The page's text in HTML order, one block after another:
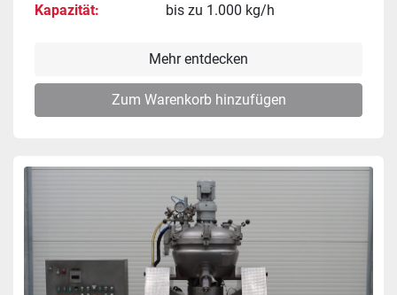
Kapazität
bis zu 1.000 kg/h
Mehr entdecken
Zum Warenkorb hinzufügen